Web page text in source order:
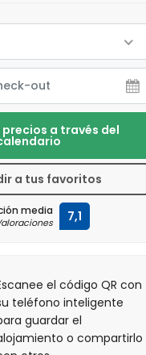
a través del
a tus favoritos
media 7,1
el código QR con
teléfono inteligente
guardar el
o compartirlo